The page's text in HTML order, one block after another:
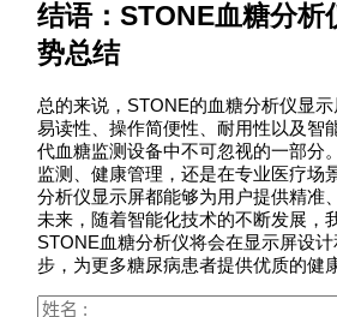
结语：STONE血糖分析
势总结
总的来说，STONE的血糖分析仪显示
易读性、操作简便性、耐用性以及智
代血糖监测设备中不可忽视的一部分
监测、健康管理，还是在专业医疗场
分析仪显示屏都能够为用户提供精准
未来，随着智能化技术的不断发展，
STONE血糖分析仪将会在显示屏设
步，为更多糖尿病患者提供优质的健